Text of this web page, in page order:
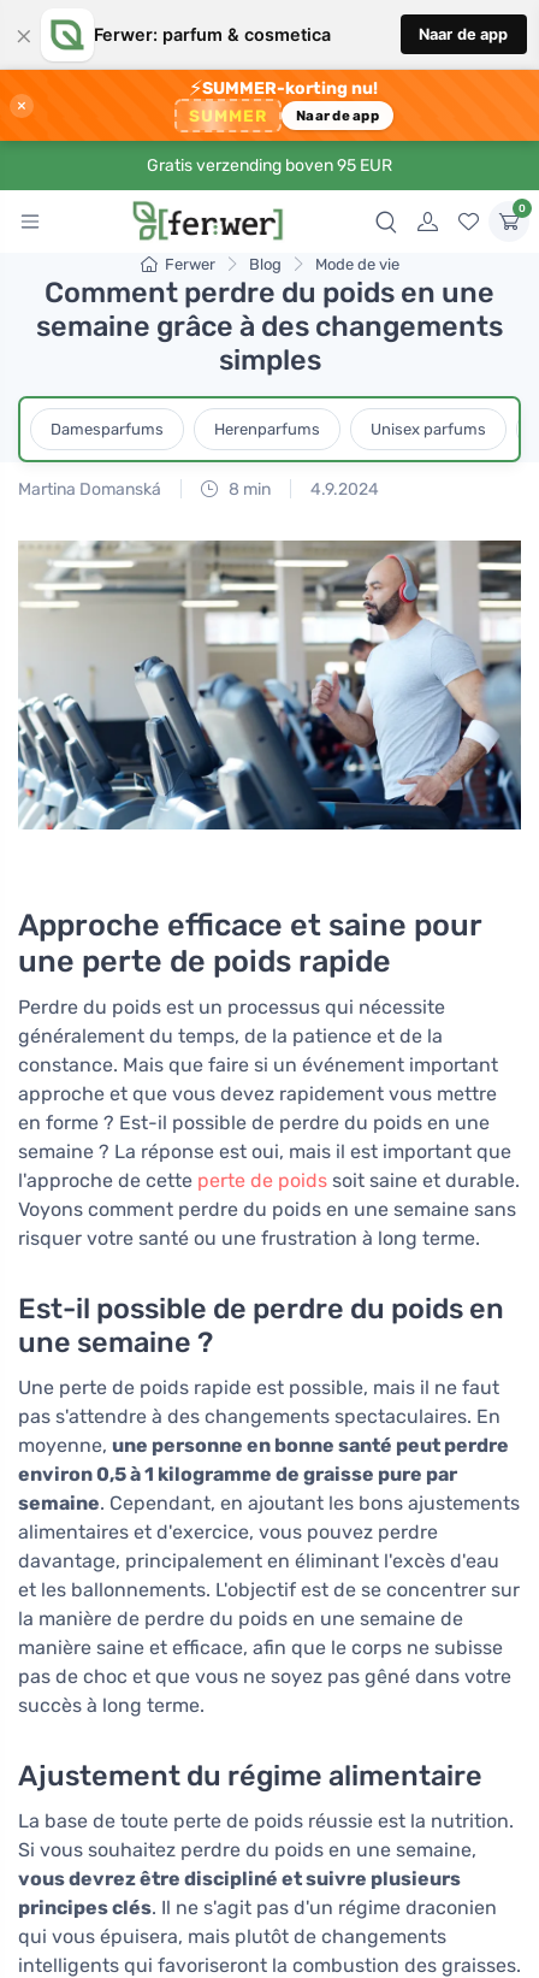
× Ferwer: parfum & cosmetica Naar de app
×
⚡SUMMER-korting nu!
SUMMER Naar de app
Gratis verzending boven 95 EUR
0
Ferwer Blog Mode de vie
Comment perdre du poids en une
semaine grâce à des changements
simples
Damesparfums Herenparfums Unisex parfums
Martina Domanská 8 min 4.9.2024
Approche efficace et saine pour
une perte de poids rapide
Perdre du poids est un processus qui nécessite
généralement du temps, de la patience et de la
constance. Mais que faire si un événement important
approche et que vous devez rapidement vous mettre
en forme ? Est-il possible de perdre du poids en une
semaine ? La réponse est oui, mais il est important que
l'approche de cette perte de poids soit saine et durable.
Voyons comment perdre du poids en une semaine sans
risquer votre santé ou une frustration à long terme.
Est-il possible de perdre du poids en
une semaine ?
Une perte de poids rapide est possible, mais il ne faut
pas s'attendre à des changements spectaculaires. En
moyenne, une personne en bonne santé peut perdre
environ 0,5 à 1 kilogramme de graisse pure par
semaine. Cependant, en ajoutant les bons ajustements
alimentaires et d'exercice, vous pouvez perdre
davantage, principalement en éliminant l'excès d'eau
et les ballonnements. L'objectif est de se concentrer sur
la manière de perdre du poids en une semaine de
manière saine et efficace, afin que le corps ne subisse
pas de choc et que vous ne soyez pas gêné dans votre
succès à long terme.
Ajustement du régime alimentaire
La base de toute perte de poids réussie est la nutrition.
Si vous souhaitez perdre du poids en une semaine,
vous devrez être discipliné et suivre plusieurs
principes clés. Il ne s'agit pas d'un régime draconien
qui vous épuisera, mais plutôt de changements
intelligents qui favoriseront la combustion des graisses.